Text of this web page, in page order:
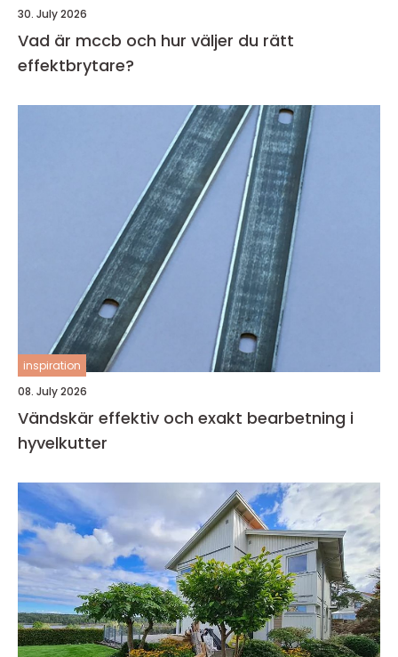
30. July 2026
Vad är mccb och hur väljer du rätt
effektbrytare?
inspiration
08. July 2026
Vändskär effektiv och exakt bearbetning i
hyvelkutter